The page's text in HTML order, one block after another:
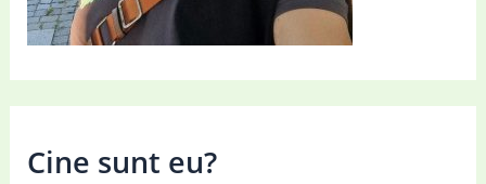
Cine sunt eu?